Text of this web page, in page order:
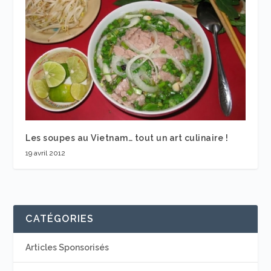
Les soupes au Vietnam… tout un art culinaire !
19 avril 2012
CATÉGORIES
Articles Sponsorisés